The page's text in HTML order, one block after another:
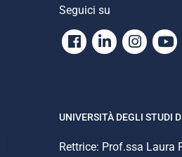
Seguici su
Facebook
Linkedin
UNIVERSITÀ DEGLI STUDI
Rettrice: Prof.ssa Laura